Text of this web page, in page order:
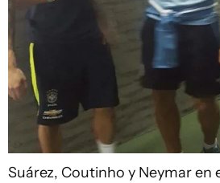
Suárez, Coutinho y Neymar en